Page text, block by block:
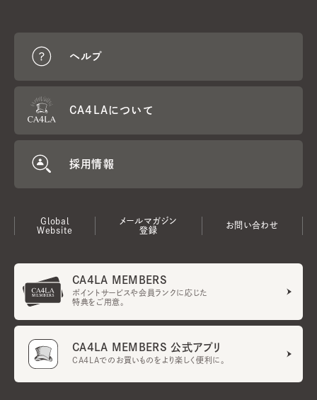
ヘルプ
CA4LAについて
採用情報
Global
Website
メールマガジン
登録
お問い合わせ
CA4LA MEMBERS
ポイントサービスや会員ランクに応じた
特典をご用意。
CA4LA MEMBERS 公式アプリ
CA4LAでのお買いものをより楽しく便利に。